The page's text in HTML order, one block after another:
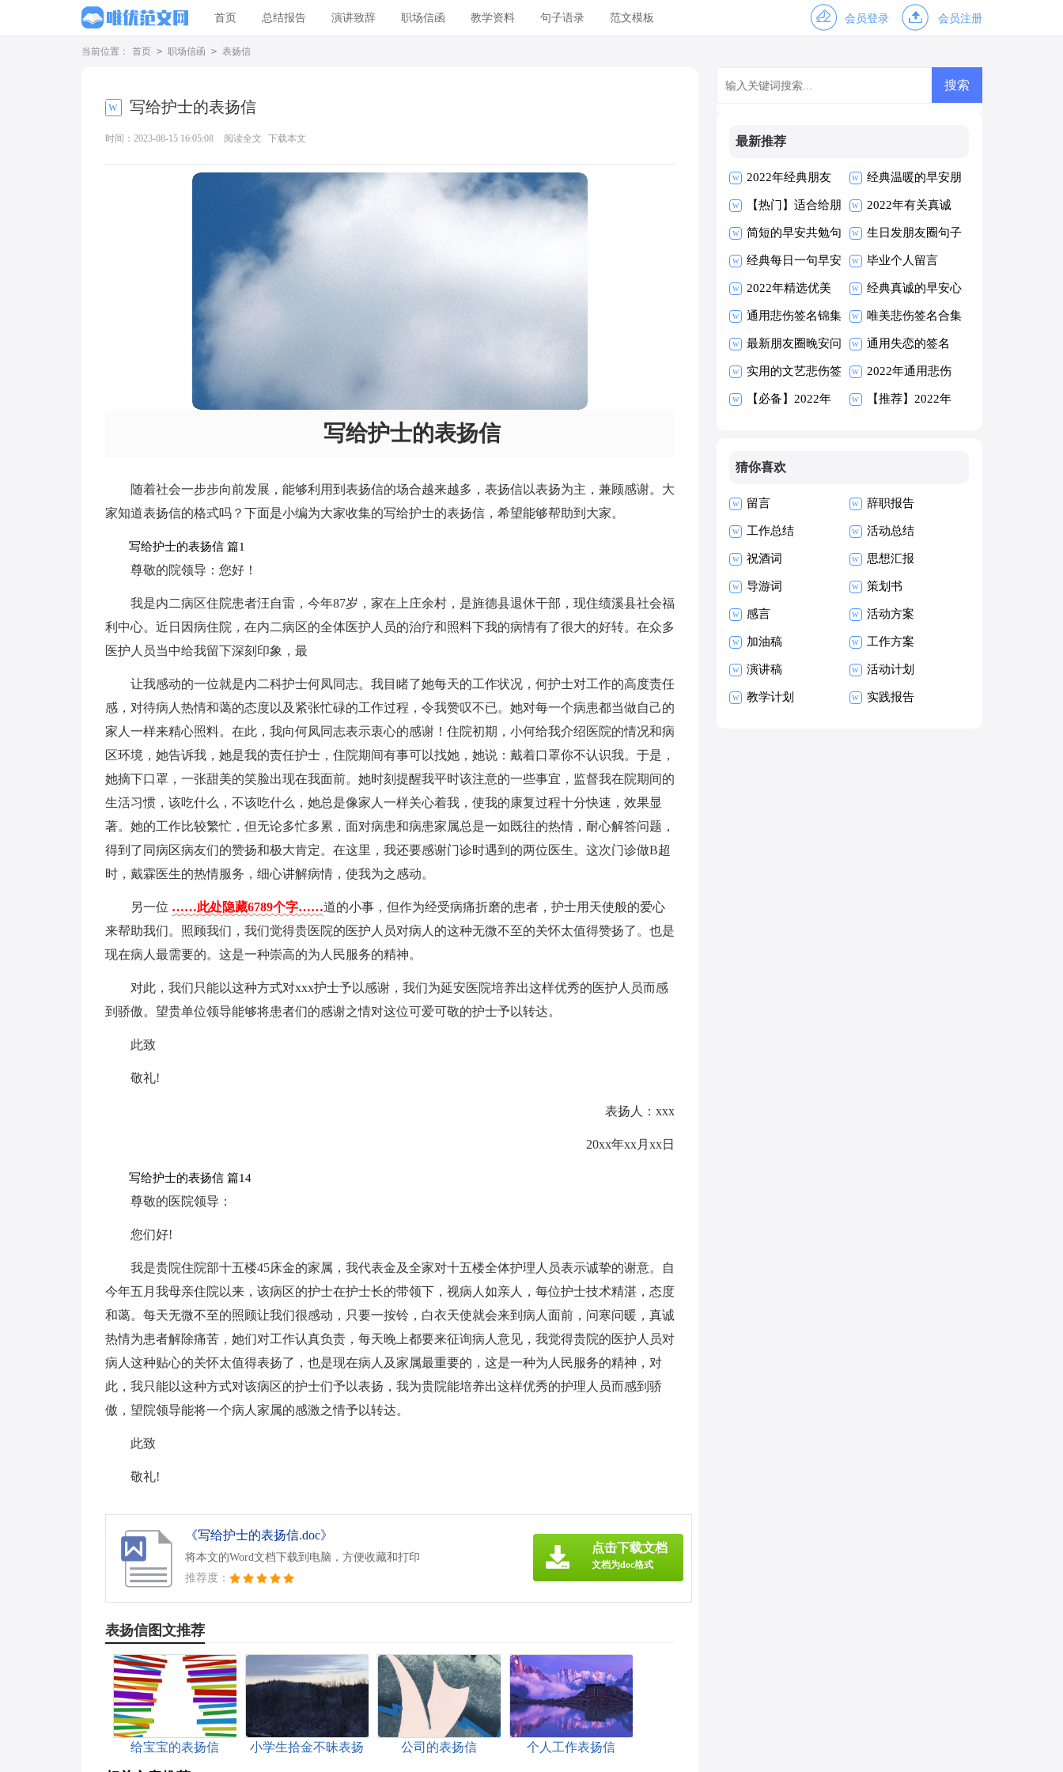
首页 总结报告 演讲致辞 职场信函 教学资料 句子语录 范文模板 会员登录 会员注册
当前位置： 首页 > 职场信函 > 表扬信
写给护士的表扬信
时间：2023-08-15 16:05:08 阅读全文 下载本文
写给护士的表扬信
随着社会一步步向前发展，能够利用到表扬信的场合越来越多，表扬信以表扬为主，兼顾感谢。大
家知道表扬信的格式吗？下面是小编为大家收集的写给护士的表扬信，希望能够帮助到大家。
写给护士的表扬信 篇1
尊敬的院领导：您好！
我是内二病区住院患者汪自雷，今年87岁，家在上庄余村，是旌德县退休干部，现住绩溪县社会福
利中心。近日因病住院，在内二病区的全体医护人员的治疗和照料下我的病情有了很大的好转。在众多
医护人员当中给我留下深刻印象，最
让我感动的一位就是内二科护士何凤同志。我目睹了她每天的工作状况，何护士对工作的高度责任
感，对待病人热情和蔼的态度以及紧张忙碌的工作过程，令我赞叹不已。她对每一个病患都当做自己的
家人一样来精心照料。在此，我向何凤同志表示衷心的感谢！住院初期，小何给我介绍医院的情况和病
区环境，她告诉我，她是我的责任护士，住院期间有事可以找她，她说：戴着口罩你不认识我。于是，
她摘下口罩，一张甜美的笑脸出现在我面前。她时刻提醒我平时该注意的一些事宜，监督我在院期间的
生活习惯，该吃什么，不该吃什么，她总是像家人一样关心着我，使我的康复过程十分快速，效果显
著。她的工作比较繁忙，但无论多忙多累，面对病患和病患家属总是一如既往的热情，耐心解答问题，
得到了同病区病友们的赞扬和极大肯定。在这里，我还要感谢门诊时遇到的两位医生。这次门诊做B超
时，戴霖医生的热情服务，细心讲解病情，使我为之感动。
另一位 ……此处隐藏6789个字……道的小事，但作为经受病痛折磨的患者，护士用天使般的爱心
来帮助我们。照顾我们，我们觉得贵医院的医护人员对病人的这种无微不至的关怀太值得赞扬了。也是
现在病人最需要的。这是一种崇高的为人民服务的精神。
对此，我们只能以这种方式对xxx护士予以感谢，我们为延安医院培养出这样优秀的医护人员而感
到骄傲。望贵单位领导能够将患者们的感谢之情对这位可爱可敬的护士予以转达。
此致
敬礼!
表扬人：xxx
20xx年xx月xx日
写给护士的表扬信 篇14
尊敬的医院领导：
您们好!
我是贵院住院部十五楼45床金的家属，我代表金及全家对十五楼全体护理人员表示诚挚的谢意。自
今年五月我母亲住院以来，该病区的护士在护士长的带领下，视病人如亲人，每位护士技术精湛，态度
和蔼。每天无微不至的照顾让我们很感动，只要一按铃，白衣天使就会来到病人面前，问寒问暖，真诚
热情为患者解除痛苦，她们对工作认真负责，每天晚上都要来征询病人意见，我觉得贵院的医护人员对
病人这种贴心的关怀太值得表扬了，也是现在病人及家属最重要的，这是一种为人民服务的精神，对
此，我只能以这种方式对该病区的护士们予以表扬，我为贵院能培养出这样优秀的护理人员而感到骄
傲，望院领导能将一个病人家属的感激之情予以转达。
此致
敬礼!
《写给护士的表扬信.doc》
将本文的Word文档下载到电脑，方便收藏和打印
推荐度：
点击下载文档
文档为doc格式
表扬信图文推荐
给宝宝的表扬信
小学生拾金不昧表扬
公司的表扬信 个人工作表扬信
最新推荐
2022年经典朋友
早安朋友圈问候语
30条
经典温暖的早安朋
友圈问候语26条
【热门】适合给朋
友的早安朋友圈问
候语摘录63句
2022年有关真诚
的早安心语朋友圈
摘录33句
简短的早安共勉句
子朋友圈摘录40
条
生日发朋友圈句子
经典每日一句早安
朋友圈问候语汇编
54句
毕业个人留言
2022年精选优美
的早安朋友圈问候
语摘录53句
经典真诚的早安心
语朋友圈17条
通用悲伤签名锦集
100条
唯美悲伤签名合集
60条
最新朋友圈晚安问
候语汇总145句
通用失恋的签名
95句
实用的文艺悲伤签
名汇编86条
2022年通用悲伤
的签名汇编80条
【必备】2022年 【推荐】2022年
猜你喜欢
留言 辞职报告
工作总结 活动总结
祝酒词 思想汇报
导游词 策划书
感言 活动方案
加油稿 工作方案
演讲稿 活动计划
教学计划 实践报告